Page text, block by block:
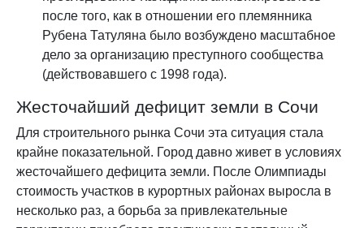
после того, как в отношении его племянника
Рубена Татуляна было возбуждено масштабное
дело за организацию преступного сообщества
(действовавшего с 1998 года).
Жесточайший дефицит земли в Сочи
Для строительного рынка Сочи эта ситуация стала
крайне показательной. Город давно живет в условиях
жесточайшего дефицита земли. После Олимпиады
стоимость участков в курортных районах выросла в
несколько раз, а борьба за привлекательные